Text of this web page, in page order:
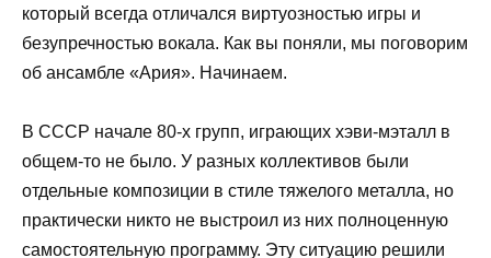
который всегда отличался виртуозностью игры и
безупречностью вокала. Как вы поняли, мы поговорим
об ансамбле «Ария». Начинаем.
В СССР начале 80-х групп, играющих хэви-мэталл в
общем-то не было. У разных коллективов были
отдельные композиции в стиле тяжелого металла, но
практически никто не выстроил из них полноценную
самостоятельную программу. Эту ситуацию решили